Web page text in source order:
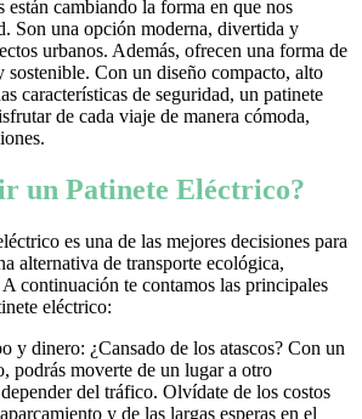
están cambiando la forma en que nos
Son una opción moderna, divertida y
urbanos. Además, ofrecen una forma de
sostenible. Con un diseño compacto, alto
características de seguridad, un patinete
de cada viaje de manera cómoda,
un Patinete Eléctrico?
es una de las mejores decisiones para
alternativa de transporte ecológica,
continuación te contamos las principales
eléctrico:
y dinero: ¿Cansado de los atascos? Con un
podrás moverte de un lugar a otro
del tráfico. Olvídate de los costos
y de las largas esperas en el